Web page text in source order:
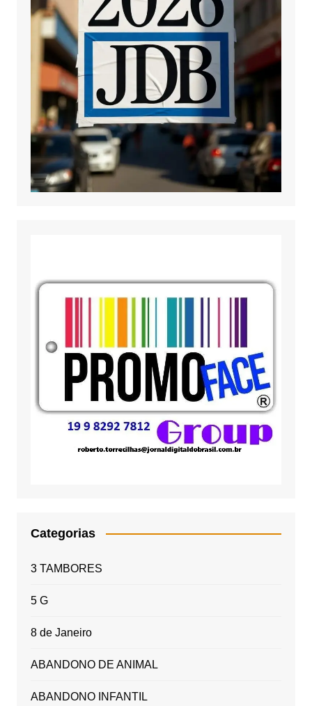
Categorias
3 TAMBORES
5 G
8 de Janeiro
ABANDONO DE ANIMAL
ABANDONO INFANTIL